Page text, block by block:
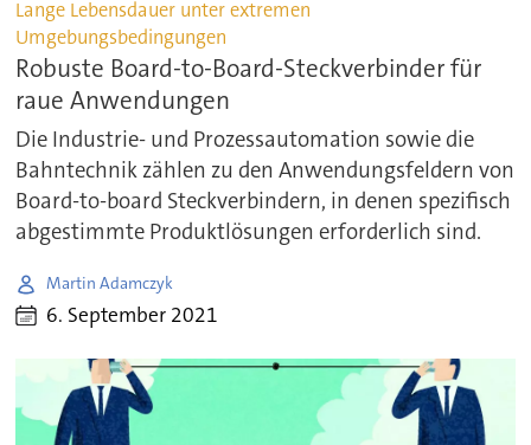
Lange Lebensdauer unter extremen
Umgebungsbedingungen
Robuste Board-to-Board-Steckverbinder für
raue Anwendungen
Die Industrie- und Prozessautomation sowie die
Bahntechnik zählen zu den Anwendungsfeldern von
Board-to-board Steckverbindern, in denen spezifisch
abgestimmte Produktlösungen erforderlich sind.
Martin Adamczyk
6. September 2021